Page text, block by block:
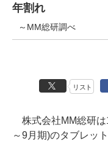
年割れ
～MM総研調べ
リスト
株式会社MM総研は
～9月期)のタブレッ